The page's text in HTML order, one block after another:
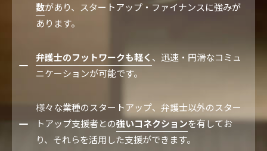
数があり、スタートアップ・ファイナンスに強みが
あります。
弁護士のフットワークも軽く 、迅速・円滑なコミュ
ニケーションが可能です。
様々な業種のスタートアップ、弁護士以外のスター
トアップ支援者との強いコネクションを有してお
り、それらを活用した支援ができます。